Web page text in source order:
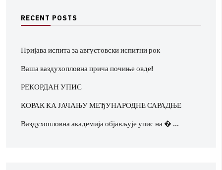
RECENT POSTS
Пријава испита за августовски испитни рок
Ваша ваздухопловна прича почиње овде!
РЕКОРДАН УПИС
КОРАК КА ЈАЧАЊУ МЕЂУНАРОДНЕ САРАДЊЕ
Ваздухопловна академија објављује упис на � …